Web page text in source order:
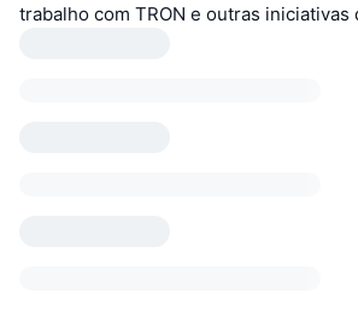
trabalho com TRON e outras iniciativas